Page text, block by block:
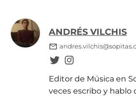
ANDRÉS VILCHIS
Editor de Música en
veces escribo y hablo